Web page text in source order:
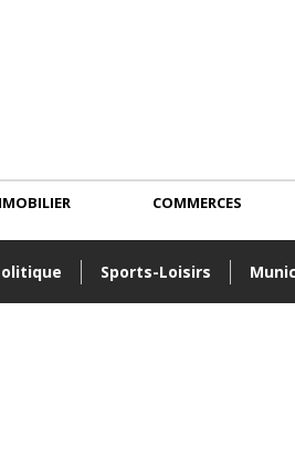
Sports-Loisirs
COMMERCES